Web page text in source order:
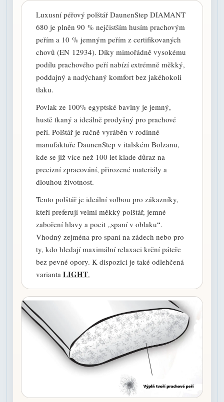
Luxusní péřový polštář DaunenStep DIAMANT
680 je plněn 90 % nejčistším husím prachovým
peřím a 10 % jemným peřím z certifikovaných
chovů (EN 12934). Díky mimořádně vysokému
podílu prachového peří nabízí extrémně měkký,
poddajný a nadýchaný komfort bez jakéhokoli
tlaku.
Povlak ze 100% egyptské bavlny je jemný,
hustě tkaný a ideálně prodyšný pro prachové
peří. Polštář je ručně vyráběn v rodinné
manufaktuře DaunenStep v italském Bolzanu,
kde se již více než 100 let klade důraz na
precizní zpracování, přirozené materiály a
dlouhou životnost.
Tento polštář je ideální volbou pro zákazníky,
kteří preferují velmi měkký polštář, jemné
zaboření hlavy a pocit „spaní v oblaku“.
Vhodný zejména pro spaní na zádech nebo pro
ty, kdo hledají maximální relaxaci krční páteře
bez pevné opory. K dispozici je také odlehčená
varianta LIGHT.